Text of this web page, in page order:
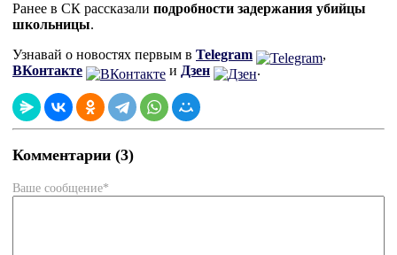
Ранее в СК рассказали подробности задержания убийцы
школьницы.
Узнавай о новостях первым в Telegram
,
ВКонтакте
и Дзен .
Комментарии (3)
Ваше сообщение*